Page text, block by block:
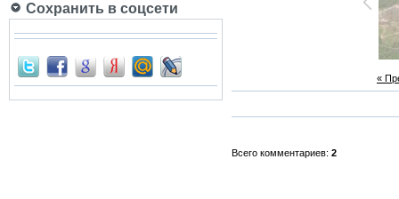
Сохранить в соцсети
«
Всего комментариев: 2